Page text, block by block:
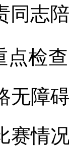
同志
点检
无障
赛情